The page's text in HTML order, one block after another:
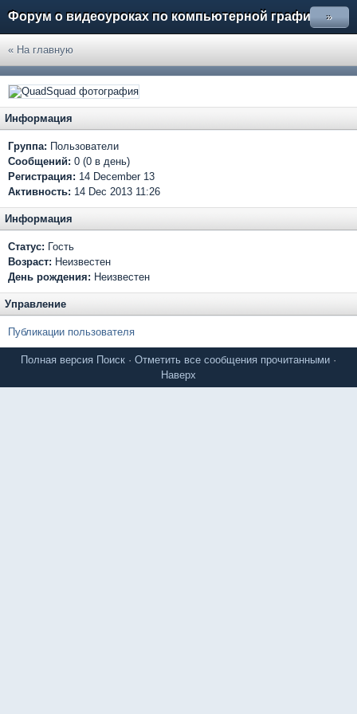
Форум о видеоуроках по компьютерной графике »
« На главную
Информация
Группа: Пользователи
Сообщений: 0 (0 в день)
Регистрация: 14 December 13
Активность: 14 Dec 2013 11:26
Информация
Статус: Гость
Возраст: Неизвестен
День рождения: Неизвестен
Управление
Публикации пользователя
Полная версия Поиск · Отметить все сообщения прочитанными ·
Наверх